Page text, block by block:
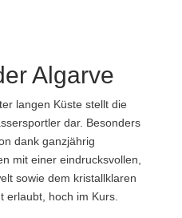
Algarve
langen Küste stellt die
dar. Besonders
dank ganzjährig
mit einer eindrucksvollen,
sowie dem kristallklaren
erlaubt, hoch im Kurs.